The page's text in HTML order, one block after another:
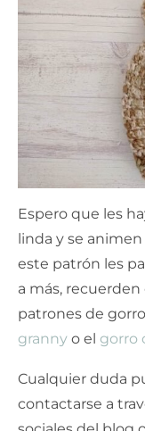
Espero que les
linda y se
este patrón les
a más,
patrones de
granny o el gorro
Cualquier duda
contactarse a